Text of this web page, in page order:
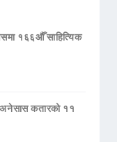
१६६औँ साहित्यिक
अनेसास कतारको ११